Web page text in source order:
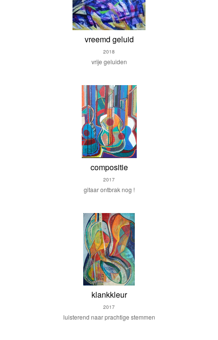
vreemd geluid
2018
vrije geluiden
compositie
2017
gitaar ontbrak nog !
klankkleur
2017
luisterend naar prachtige stemmen